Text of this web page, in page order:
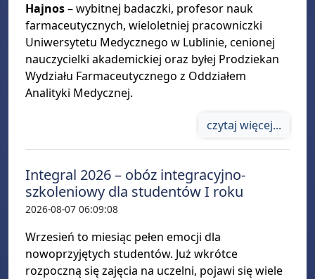
Hajnos– wybitnej badaczki, profesor nauk
farmaceutycznych, wieloletniej pracowniczki
Uniwersytetu Medycznego w Lublinie, cenionej
nauczycielki akademickiej oraz byłej Prodziekan
Wydziału Farmaceutycznego z Oddziałem
Analityki Medycznej.
czytaj więcej...
Integral 2026 – obóz integracyjno-
szkoleniowy dla studentów I roku
2026-08-07 06:09:08
Wrzesień to miesiąc pełen emocji dla
nowoprzyjętych studentów. Już wkrótce
rozpoczną się zajęcia na uczelni, pojawi się wiele